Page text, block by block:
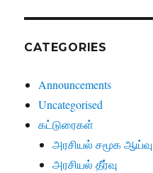
CATEGORIES
Announcements
Uncategorised
கட்டுரைகள்
அரசியல் சமூக ஆய்வு
அரசியல் தீர்வு